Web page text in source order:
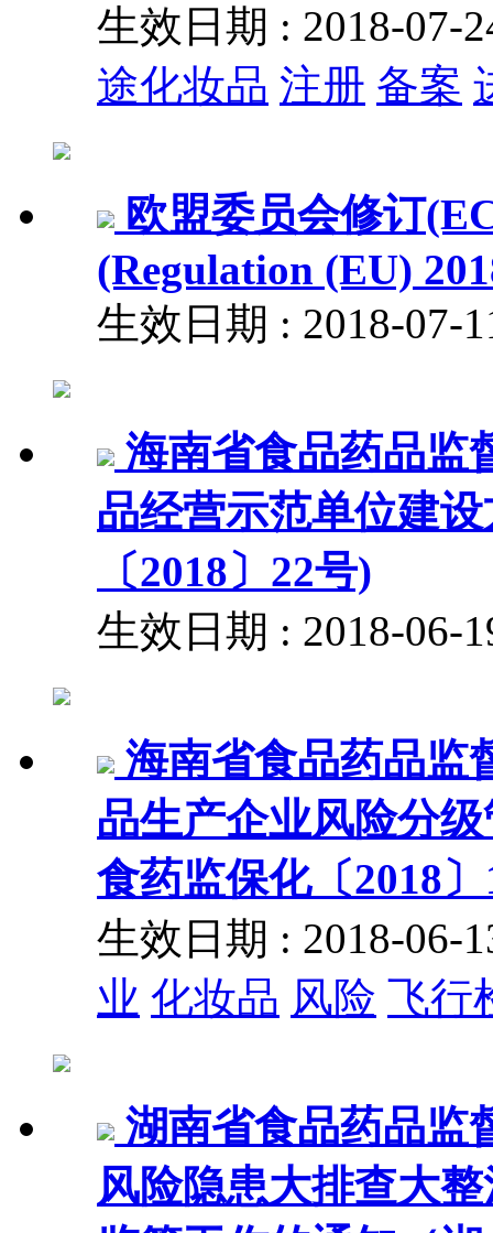
生效日期 : 2018-07-
途化妆品 注册 备案
欧盟委员会修订
(Regulation (EU)
生效日期 : 2018-07-
海南省食品药品监
品经营示范单位建
〔2018〕22号)
生效日期 : 2018-06-
海南省食品药品监
品生产企业风险分
食药监保化〔2018
生效日期 : 2018-06-
业 化妆品 风险 飞行
湖南省食品药品监
风险隐患大排查大